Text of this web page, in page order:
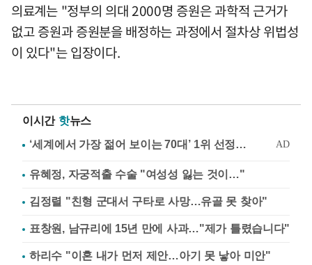
의료계는 "정부의 의대 2000명 증원은 과학적 근거가
없고 증원과 증원분을 배정하는 과정에서 절차상 위법성
이 있다"는 입장이다.
이시간 핫뉴스
유혜정, 자궁적출 수술 "여성성 잃는 것이…"
김정렬 "친형 군대서 구타로 사망…유골 못 찾아"
표창원, 남규리에 15년 만에 사과…"제가 틀렸습니다"
하리수 "이혼 내가 먼저 제안…아기 못 낳아 미안"